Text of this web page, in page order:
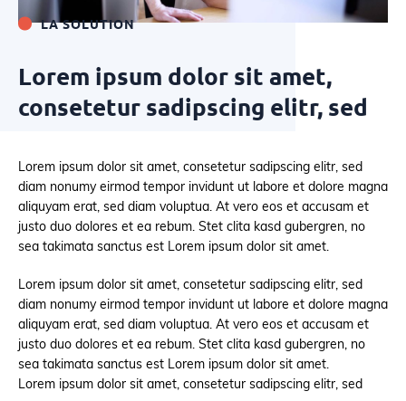
LA SOLUTION
Lorem ipsum dolor sit amet,
consetetur sadipscing elitr, sed
Lorem ipsum dolor sit amet, consetetur sadipscing elitr, sed
diam nonumy eirmod tempor invidunt ut labore et dolore magna
aliquyam erat, sed diam voluptua. At vero eos et accusam et
justo duo dolores et ea rebum. Stet clita kasd gubergren, no
sea takimata sanctus est Lorem ipsum dolor sit amet.
Lorem ipsum dolor sit amet, consetetur sadipscing elitr, sed
diam nonumy eirmod tempor invidunt ut labore et dolore magna
aliquyam erat, sed diam voluptua. At vero eos et accusam et
justo duo dolores et ea rebum. Stet clita kasd gubergren, no
sea takimata sanctus est Lorem ipsum dolor sit amet.
Lorem ipsum dolor sit amet, consetetur sadipscing elitr, sed